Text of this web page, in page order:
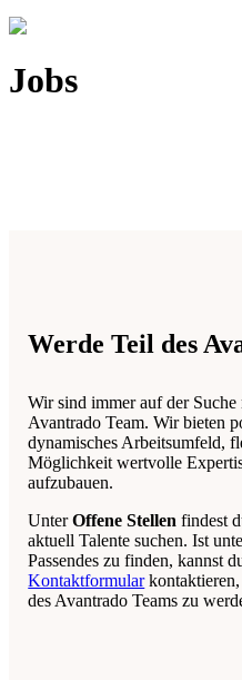
Jobs
Werde Teil des
Wir sind immer auf der
Avantrado Team. Wir bieten
dynamisches Arbeitsumfeld,
Möglichkeit wertvolle
aufzubauen.
UnterOffene Stellenfindest
aktuell Talente suchen. Ist
Passendes zu finden, kannst
Kontaktformularkontaktieren,
des Avantrado Teams zu